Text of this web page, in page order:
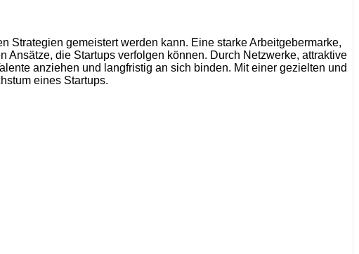
Strategien gemeistert werden kann. Eine starke Arbeitgebermarke,
Ansätze, die Startups verfolgen können. Durch Netzwerke, attraktive
anziehen und langfristig an sich binden. Mit einer gezielten und
eines Startups.